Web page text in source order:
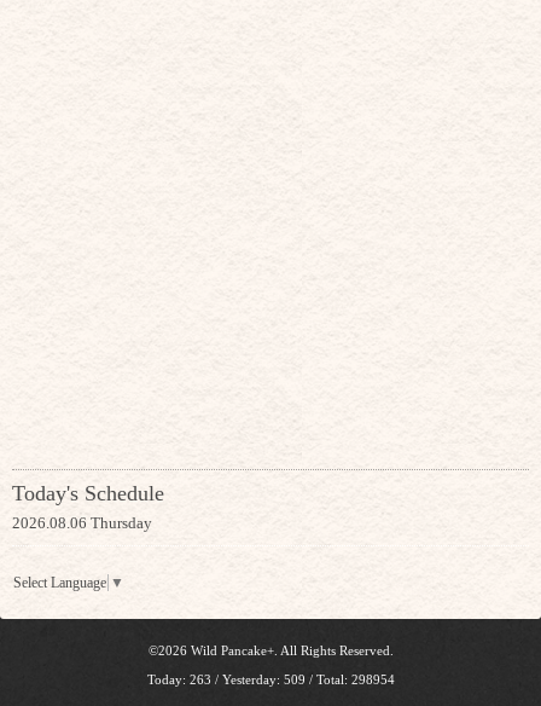
Today's Schedule
2026.08.06 Thursday
Select Language ▼
©2026 Wild Pancake+. All Rights Reserved.
Today: 263 / Yesterday: 509 / Total: 298954